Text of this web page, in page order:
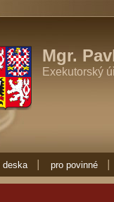
Exekuce Ostrava je zde
obraťte se na
Mgr.
Exekutorský
deska pro povinné